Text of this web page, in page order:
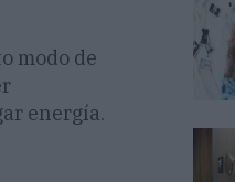
modo de
energía.